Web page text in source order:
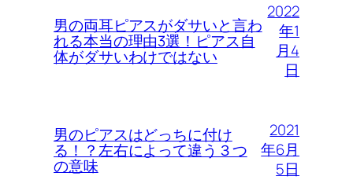
男の両耳ピアスがダサいと言わ
れる本当の理由3選！ピアス自
体がダサいわけではない
2022
年1
月4
日
男のピアスはどっちに付け
る！？左右によって違う３つ
の意味
2021
年6月
5日